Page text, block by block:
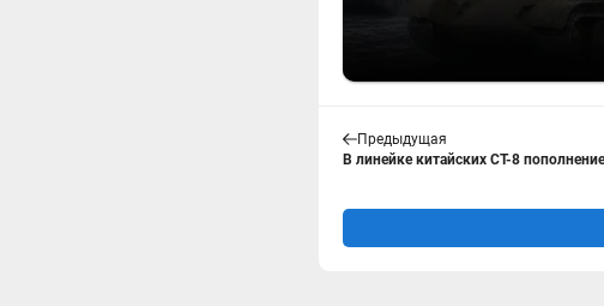
Предыдущая
В линейке китайских СТ-8